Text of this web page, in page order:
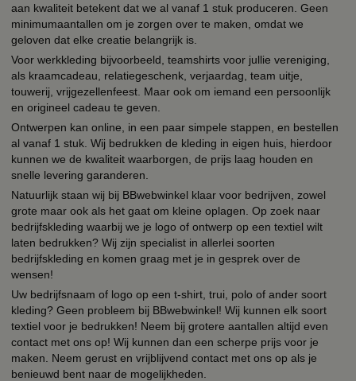
aan kwaliteit betekent dat we al vanaf 1 stuk produceren. Geen
minimumaantallen om je zorgen over te maken, omdat we
geloven dat elke creatie belangrijk is.
Voor werkkleding bijvoorbeeld, teamshirts voor jullie vereniging,
als kraamcadeau, relatiegeschenk, verjaardag, team uitje,
touwerij, vrijgezellenfeest. Maar ook om iemand een persoonlijk
en origineel cadeau te geven.
Ontwerpen kan online, in een paar simpele stappen, en bestellen
al vanaf 1 stuk. Wij bedrukken de kleding in eigen huis, hierdoor
kunnen we de kwaliteit waarborgen, de prijs laag houden en
snelle levering garanderen.
Natuurlijk staan wij bij BBwebwinkel klaar voor bedrijven, zowel
grote maar ook als het gaat om kleine oplagen. Op zoek naar
bedrijfskleding waarbij we je logo of ontwerp op een textiel wilt
laten bedrukken? Wij zijn specialist in allerlei soorten
bedrijfskleding en komen graag met je in gesprek over de
wensen!
Uw bedrijfsnaam of logo op een t-shirt, trui, polo of ander soort
kleding? Geen probleem bij BBwebwinkel! Wij kunnen elk soort
textiel voor je bedrukken! Neem bij grotere aantallen altijd even
contact met ons op! Wij kunnen dan een scherpe prijs voor je
maken. Neem gerust en vrijblijvend contact met ons op als je
benieuwd bent naar de mogelijkheden.